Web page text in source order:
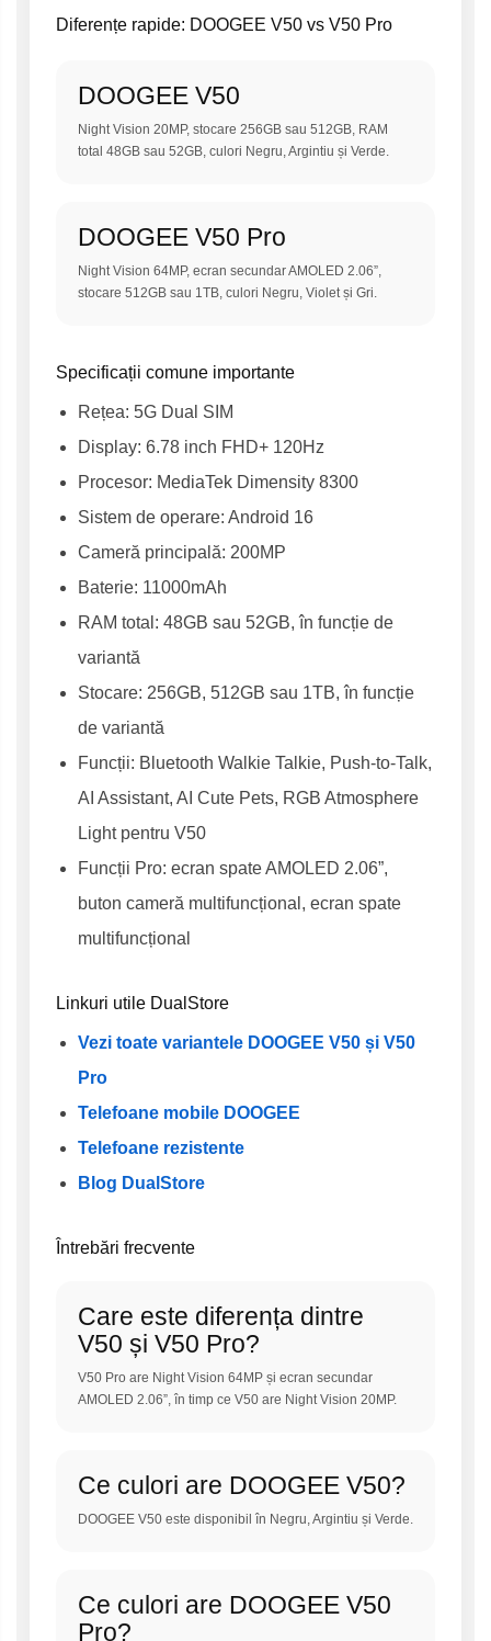
Diferențe rapide: DOOGEE V50 vs V50 Pro
DOOGEE V50
Night Vision 20MP, stocare 256GB sau 512GB, RAM
total 48GB sau 52GB, culori Negru, Argintiu și Verde.
DOOGEE V50 Pro
Night Vision 64MP, ecran secundar AMOLED 2.06”,
stocare 512GB sau 1TB, culori Negru, Violet și Gri.
Specificații comune importante
Rețea: 5G Dual SIM
Display: 6.78 inch FHD+ 120Hz
Procesor: MediaTek Dimensity 8300
Sistem de operare: Android 16
Cameră principală: 200MP
Baterie: 11000mAh
RAM total: 48GB sau 52GB, în funcție de
variantă
Stocare: 256GB, 512GB sau 1TB, în funcție
de variantă
Funcții: Bluetooth Walkie Talkie, Push-to-Talk,
AI Assistant, AI Cute Pets, RGB Atmosphere
Light pentru V50
Funcții Pro: ecran spate AMOLED 2.06”,
buton cameră multifuncțional, ecran spate
multifuncțional
Linkuri utile DualStore
Vezi toate variantele DOOGEE V50 și V50
Pro
Telefoane mobile DOOGEE
Telefoane rezistente
Blog DualStore
Întrebări frecvente
Care este diferența dintre
V50 și V50 Pro?
V50 Pro are Night Vision 64MP și ecran secundar
AMOLED 2.06”, în timp ce V50 are Night Vision 20MP.
Ce culori are DOOGEE V50?
DOOGEE V50 este disponibil în Negru, Argintiu și Verde.
Ce culori are DOOGEE V50
Pro?